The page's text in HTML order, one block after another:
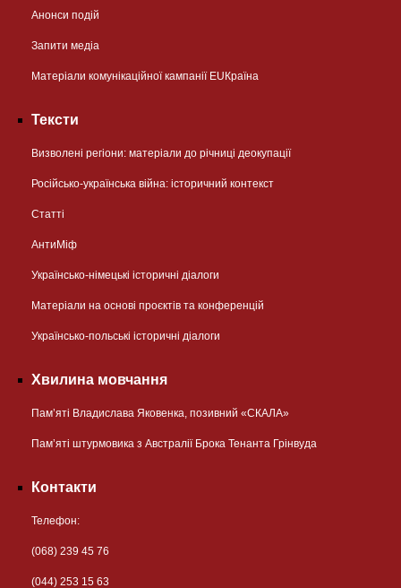
Анонси подій
Запити медіа
Матеріали комунікаційної кампанії EUКраїна
Тексти
Визволені регіони: матеріали до річниці деокупації
Російсько-українська війна: історичний контекст
Статті
АнтиМіф
Українсько-німецькі історичні діалоги
Матеріали на основі проєктів та конференцій
Українсько-польські історичні діалоги
Хвилина мовчання
Пам’яті Владислава Яковенка, позивний «СКАЛА»
Пам’яті штурмовика з Австралії Брока Тенанта Грінвуда
Контакти
Телефон:
(068) 239 45 76
(044) 253 15 63